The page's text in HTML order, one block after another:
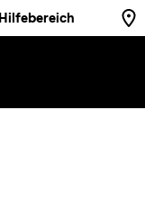
Hilfebereich